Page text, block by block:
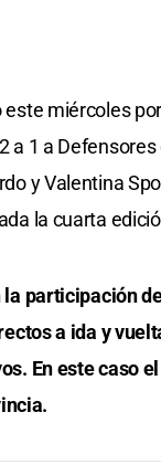
miércoles
a 1 a
y Valentina
la cuarta
participación
a ida y
En este caso